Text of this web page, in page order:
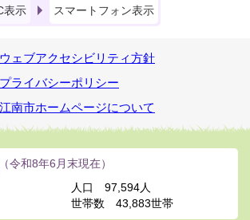
表示 スマートフォン表示
ウェブアクセシビリティ方針
プライバシーポリシー
江南市ホームページについて
（令和8年6月末現在）
人口
97,594人
世帯数
43,883世帯